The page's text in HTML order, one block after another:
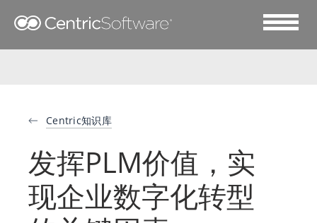
Centric知识库
发挥PLM价值，实
现企业数字化转型